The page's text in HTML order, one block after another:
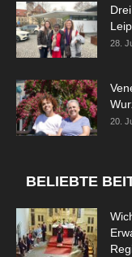
28.
20.
BELIEBTE